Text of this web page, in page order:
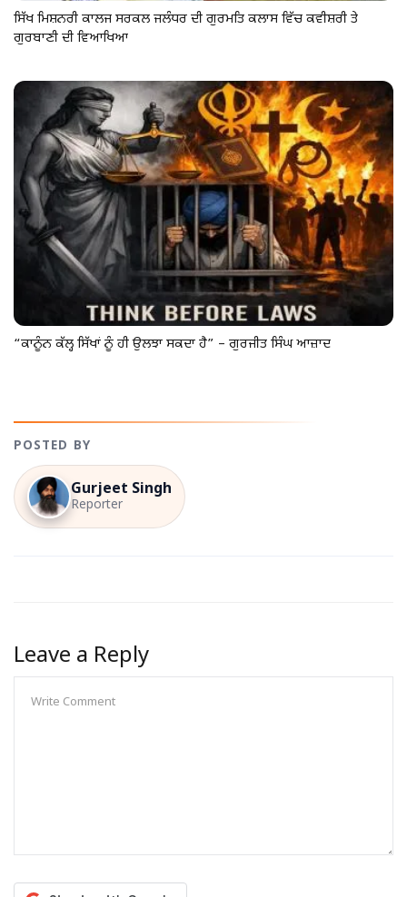
ਸਿੱਖ ਮਿਸ਼ਨਰੀ ਕਾਲਜ ਸਰਕਲ ਜਲੰਧਰ ਦੀ ਗੁਰਮਤਿ ਕਲਾਸ ਵਿੱਚ ਕਵੀਸ਼ਰੀ ਤੇ
ਗੁਰਬਾਣੀ ਦੀ ਵਿਆਖਿਆ
“ਕਾਨੂੰਨ ਕੱਲ੍ਹ ਸਿੱਖਾਂ ਨੂੰ ਹੀ ਉਲਝਾ ਸਕਦਾ ਹੈ” – ਗੁਰਜੀਤ ਸਿੰਘ ਆਜ਼ਾਦ
POSTED BY
Gurjeet Singh
Reporter
Leave a Reply